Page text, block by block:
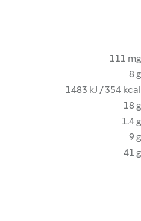
111 mg
8 g
1483 kJ / 354 kcal
18 g
1.4 g
9 g
41 g